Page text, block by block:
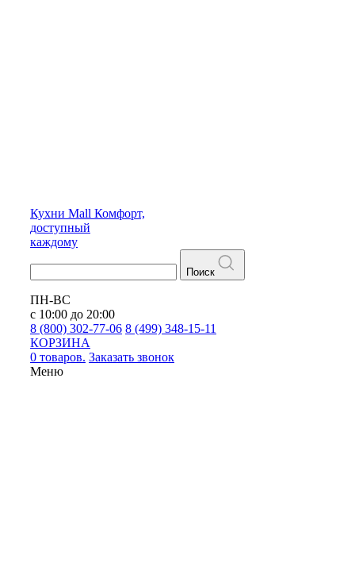
Кухни Mall Комфорт,
доступный
каждому
Поиск
ПН-ВС
с 10:00 до 20:00
8 (800) 302-77-06 8 (499) 348-15-11
КОРЗИНА
0 товаров. Заказать звонок
Меню